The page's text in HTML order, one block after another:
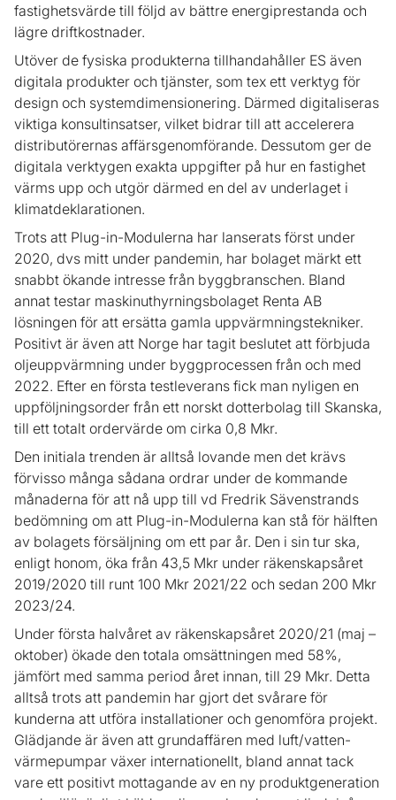
fastighetsvärde till följd av bättre energiprestanda och
lägre driftkostnader.
Utöver de fysiska produkterna tillhandahåller ES även
digitala produkter och tjänster, som tex ett verktyg för
design och systemdimensionering. Därmed digitaliseras
viktiga konsultinsatser, vilket bidrar till att accelerera
distributörernas affärsgenomförande. Dessutom ger de
digitala verktygen exakta uppgifter på hur en fastighet
värms upp och utgör därmed en del av underlaget i
klimatdeklarationen.
Trots att Plug-in-Modulerna har lanserats först under
2020, dvs mitt under pandemin, har bolaget märkt ett
snabbt ökande intresse från byggbranschen. Bland
annat testar maskinuthyrningsbolaget Renta AB
lösningen för att ersätta gamla uppvärmningstekniker.
Positivt är även att Norge har tagit beslutet att förbjuda
oljeuppvärmning under byggprocessen från och med
2022. Efter en första testleverans fick man nyligen en
uppföljningsorder från ett norskt dotterbolag till Skanska,
till ett totalt ordervärde om cirka 0,8 Mkr.
Den initiala trenden är alltså lovande men det krävs
förvisso många sådana ordrar under de kommande
månaderna för att nå upp till vd Fredrik Sävenstrands
bedömning om att Plug-in-Modulerna kan stå för hälften
av bolagets försäljning om ett par år. Den i sin tur ska,
enligt honom, öka från 43,5 Mkr under räkenskapsåret
2019/2020 till runt 100 Mkr 2021/22 och sedan 200 Mkr
2023/24.
Under första halvåret av räkenskapsåret 2020/21 (maj –
oktober) ökade den totala omsättningen med 58%,
jämfört med samma period året innan, till 29 Mkr. Detta
alltså trots att pandemin har gjort det svårare för
kunderna att utföra installationer och genomföra projekt.
Glädjande är även att grundaffären med luft/vatten-
värmepumpar växer internationellt, bland annat tack
vare ett positivt mottagande av en ny produktgeneration